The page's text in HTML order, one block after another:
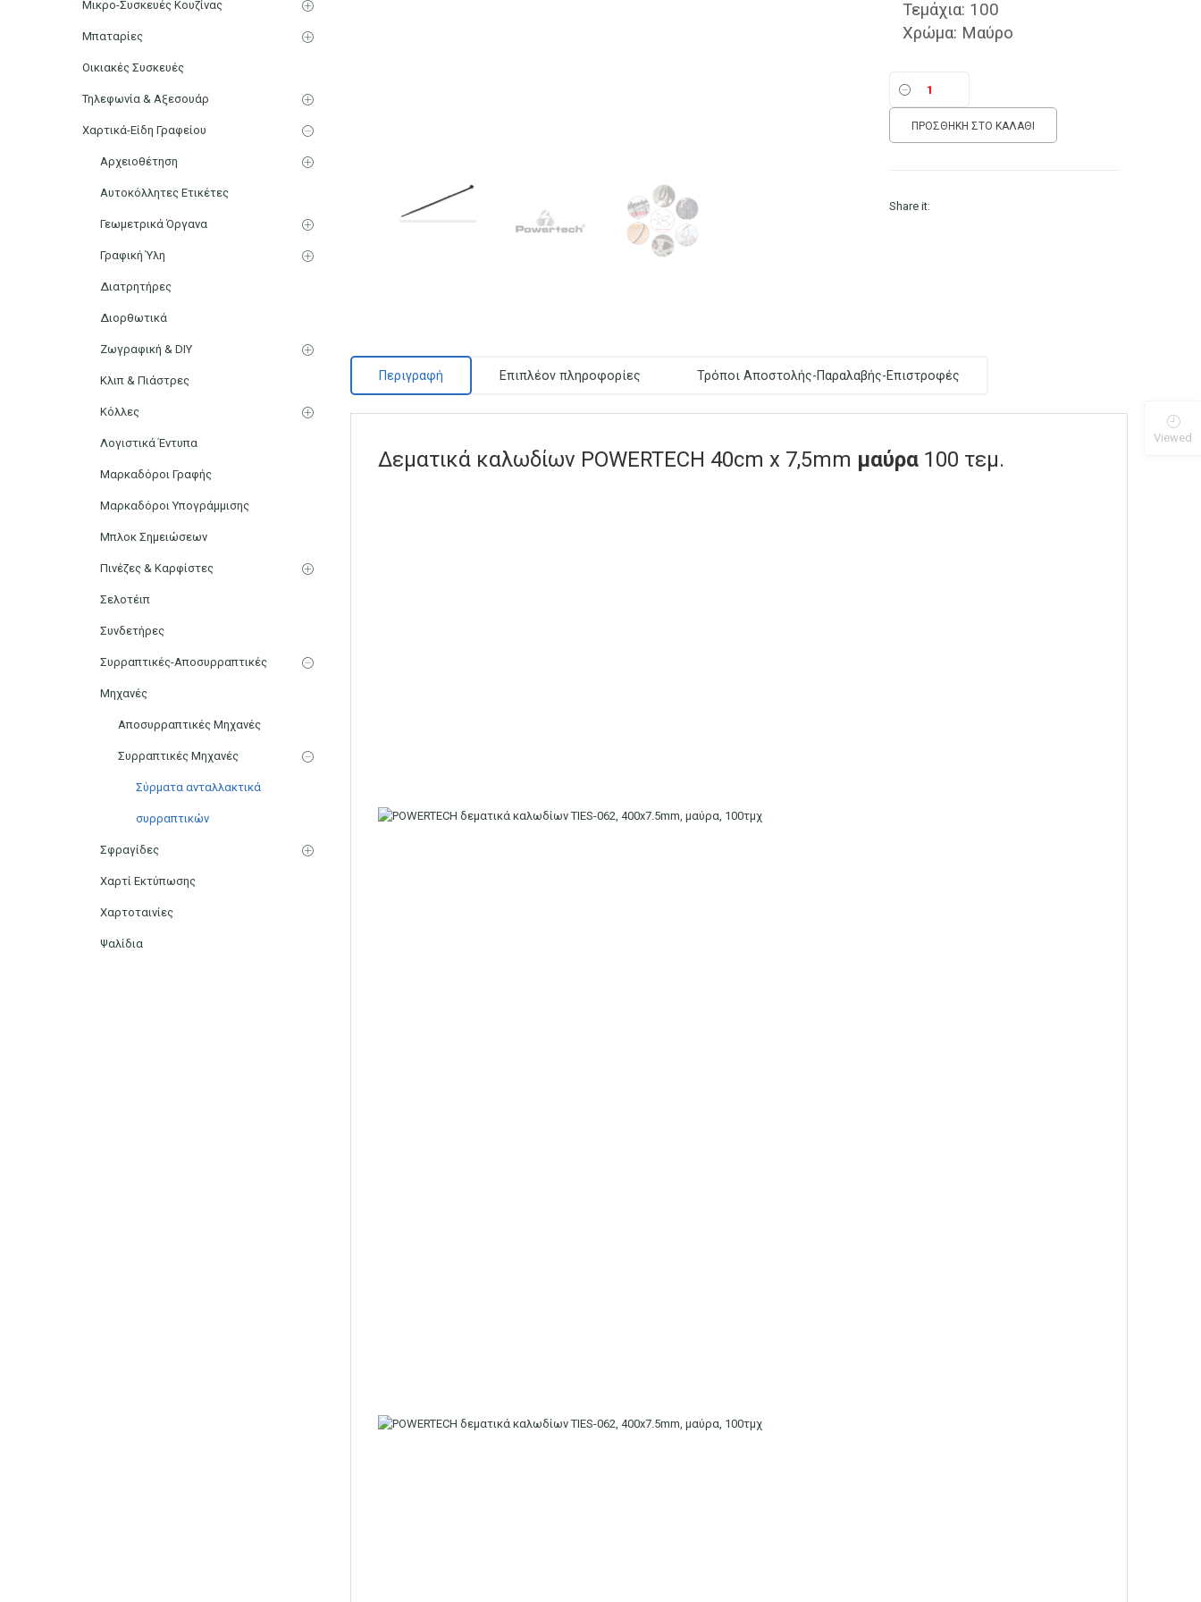
Τεμάχια: 100
Χρώμα: Μαύρο
ΠΡΟΣΘΉΚΗ ΣΤΟ ΚΑΛΆΘΙ
Share it:
Περιγραφή Επιπλέον πληροφορίες Τρόποι Αποστολής-Παραλαβής-Επιστροφές
Δεματικά καλωδίων POWERTECH 40cm x 7,5mm μαύρα 100 τεμ.
Μικρο-Συσκευές Κουζίνας
Μπαταρίες
Οικιακές Συσκευές
Τηλεφωνία & Αξεσουάρ
Χαρτικά-Είδη Γραφείου
Αρχειοθέτηση
Αυτοκόλλητες Ετικέτες
Γεωμετρικά Όργανα
Γραφική Ύλη
Διατρητήρες
Διορθωτικά
Ζωγραφική & DIY
Κλιπ & Πιάστρες
Κόλλες
Λογιστικά Έντυπα
Μαρκαδόροι Γραφής
Μαρκαδόροι Υπογράμμισης
Μπλοκ Σημειώσεων
Πινέζες & Καρφίστες
Σελοτέιπ
Συνδετήρες
Συρραπτικές-Αποσυρραπτικές
Μηχανές
Αποσυρραπτικές Μηχανές
Συρραπτικές Μηχανές
Σύρματα ανταλλακτικά
συρραπτικών
Σφραγίδες
Χαρτί Εκτύπωσης
Χαρτοταινίες
Ψαλίδια
Viewed